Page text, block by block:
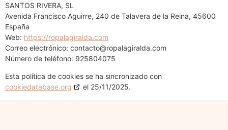
SANTOS RIVERA, SL
Avenida Francisco Aguirre, 240 de Talavera de la Reina, 45600
España
Web: https://ropalagiralda.com
Correo electrónico: contacto@ropalagiralda.com
Número de teléfono: 925804075
Esta política de cookies se ha sincronizado con
cookiedatabase.org
el 25/11/2025.